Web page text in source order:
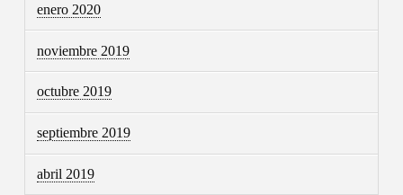
enero 2020
noviembre 2019
octubre 2019
septiembre 2019
abril 2019